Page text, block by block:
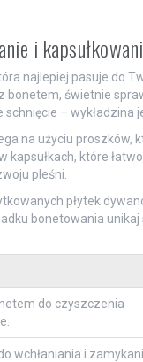
i
najlepiej pasuje do
świetnie
– wykładzina
na użyciu proszków,
kapsułkach, które
pleśni.
płytek
bonetowania
do czyszczenia
wchłaniania i